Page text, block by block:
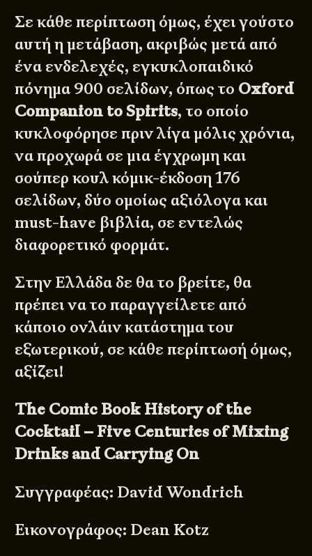
Σε κάθε περίπτωση όμως, έχει γούστο
αυτή η μετάβαση, ακριβώς μετά από
ένα ενδελεχές, εγκυκλοπαιδικό
πόνημα 900 σελίδων, όπως το Oxford
Companion to Spirits, το οποίο
κυκλοφόρησε πριν λίγα μόλις χρόνια,
να προχωρά σε μια έγχρωμη και
σούπερ κουλ κόμικ-έκδοση 176
σελίδων, δύο ομοίως αξιόλογα και
must-have βιβλία, σε εντελώς
διαφορετικό φορμάτ.
Στην Ελλάδα δε θα το βρείτε, θα
πρέπει να το παραγγείλετε από
κάποιο ονλάιν κατάστημα του
εξωτερικού, σε κάθε περίπτωσή όμως,
αξίζει!
The Comic Book History of the
Cocktail – Five Centuries of Mixing
Drinks and Carrying On
Συγγραφέας: David Wondrich
Εικονογράφος: Dean Kotz